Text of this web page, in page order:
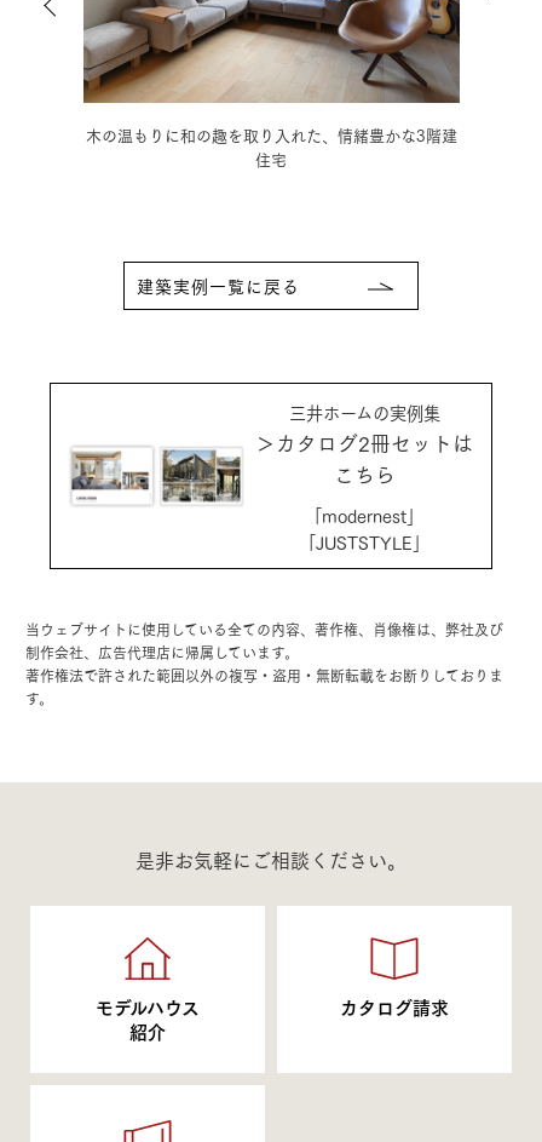
木の温もりに和の趣を取り入れた、情緒豊かな3階建
住宅
建築実例一覧に戻る
三井ホームの実例集
＞カタログ2冊セットは
こちら
「modernest」
「JUSTSTYLE」
当ウェブサイトに使用している全ての内容、著作権、肖像権は、弊社及び
制作会社、広告代理店に帰属しています。
著作権法で許された範囲以外の複写・盗用・無断転載をお断りしておりま
す。
是非お気軽にご相談ください。
モデルハウス
紹介
カタログ請求